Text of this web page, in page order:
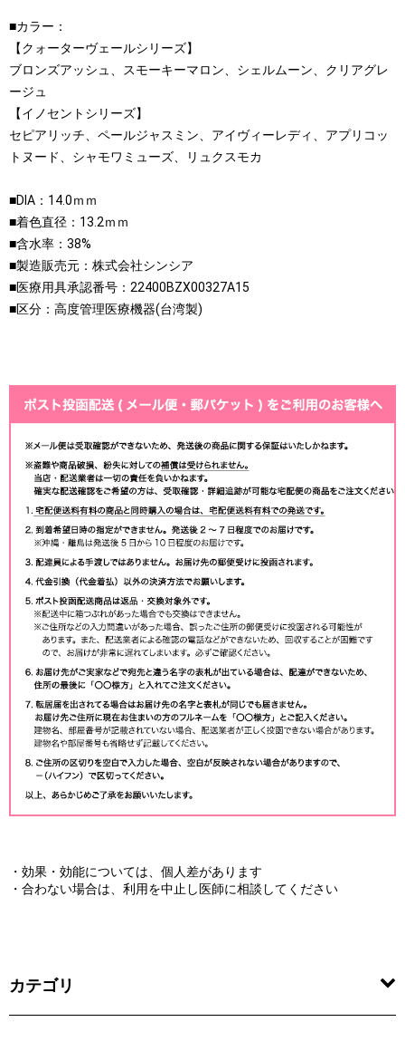
■カラー：
【クォーターヴェールシリーズ】
ブロンズアッシュ、スモーキーマロン、シェルムーン、クリアグレ
ージュ
【イノセントシリーズ】
セピアリッチ、ペールジャスミン、アイヴィーレディ、アプリコッ
トヌード、シャモワミューズ、リュクスモカ
■DIA：14.0ｍｍ
■着色直径：13.2ｍｍ
■含水率：38%
■製造販売元：株式会社シンシア
■医療用具承認番号：22400BZX00327A15
■区分：高度管理医療機器(台湾製)
・効果・効能については、個人差があります
・合わない場合は、利用を中止し医師に相談してください
カテゴリ